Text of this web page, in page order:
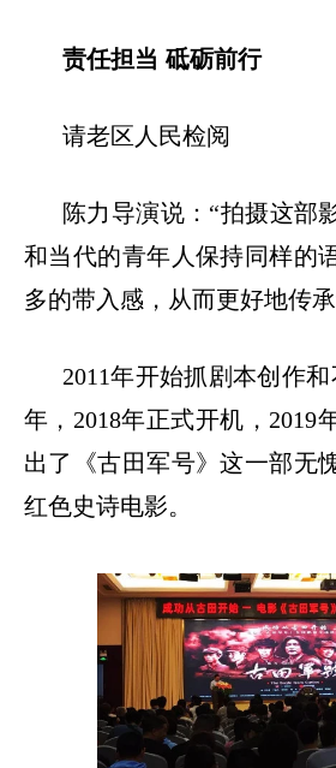
责任担当 砥砺前行
请老区人民检阅
陈力导演说： “拍摄这部
和当代的青年人保持同样的
多的带入感，从而更好地传承
2011年开始抓剧本创作
年，2018年正式开机，2019
出了《古田军号》这一部无
红色史诗电影。